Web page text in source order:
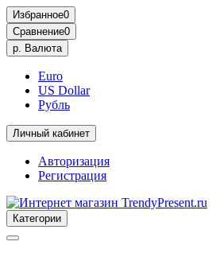
Избранное0
Сравнение0
р. Валюта
Euro
US Dollar
Рубль
Личный кабинет
Авторизация
Регистрация
Категории